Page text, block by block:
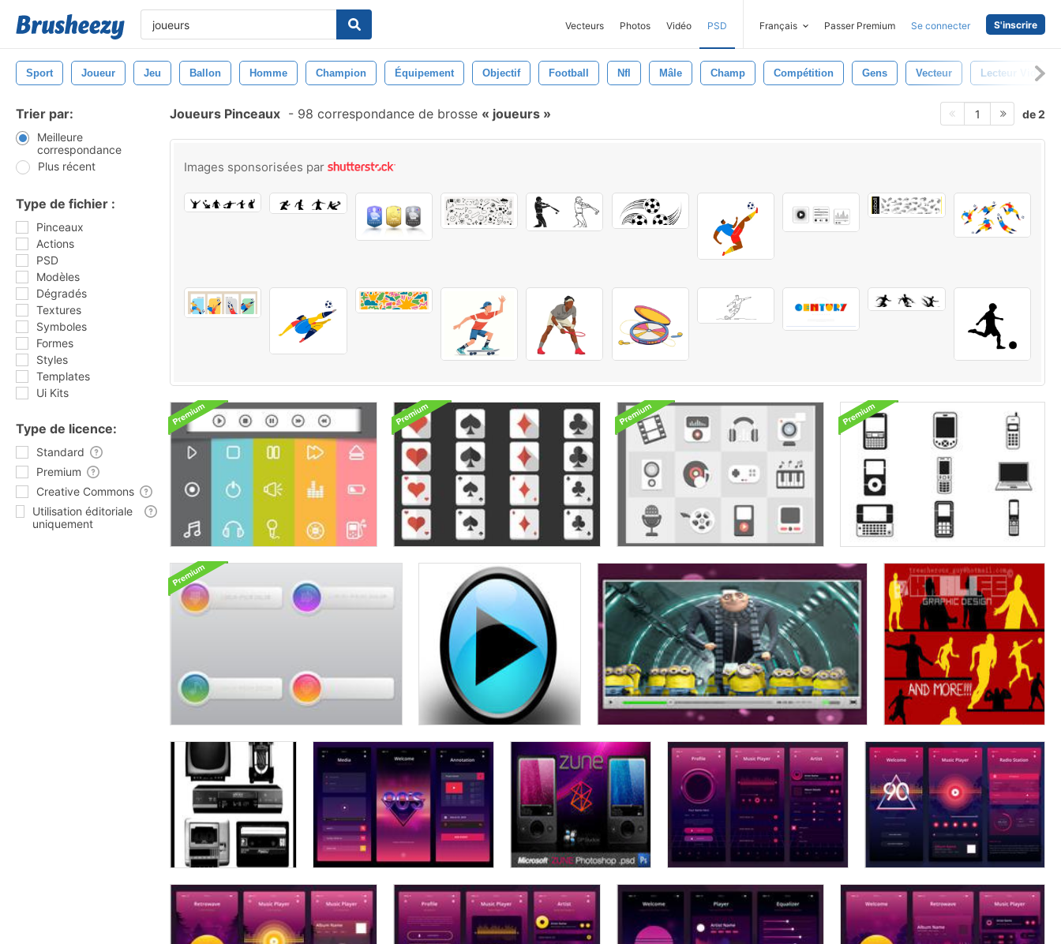
Vecteurs Photos Vidéo PSD Français Passer Premium Se connecter S'inscrire
Sport Joueur Jeu Ballon Homme Champion Équipement Objectif Football Nfl Mâle Champ Compétition Gens Vecteur Lecteur Vidéo
Trier par:
Meilleure
correspondance
Plus récent
Type de fichier :
Pinceaux
Actions
PSD
Modèles
Dégradés
Textures
Symboles
Formes
Styles
Templates
Ui Kits
Type de licence:
Standard
Premium
Creative Commons
Utilisation éditoriale
uniquement
Joueurs Pinceaux - 98 correspondance de brosse joueurs 1 de 2
Images sponsorisées par